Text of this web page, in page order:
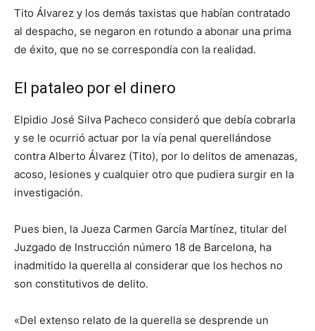
Tito Álvarez y los demás taxistas que habían contratado
al despacho, se negaron en rotundo a abonar una prima
de éxito, que no se correspondía con la realidad.
El pataleo por el dinero
Elpidio José Silva Pacheco consideró que debía cobrarla
y se le ocurrió actuar por la vía penal querellándose
contra Alberto Álvarez (Tito), por lo delitos de amenazas,
acoso, lesiones y cualquier otro que pudiera surgir en la
investigación.
Pues bien, la Jueza Carmen García Martínez, titular del
Juzgado de Instrucción número 18 de Barcelona, ha
inadmitido la querella al considerar que los hechos no
son constitutivos de delito.
«Del extenso relato de la querella se desprende un